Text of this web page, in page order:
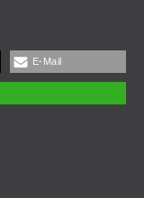
E-Mail